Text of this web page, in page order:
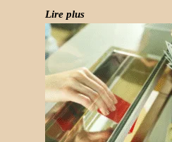
Lire plus